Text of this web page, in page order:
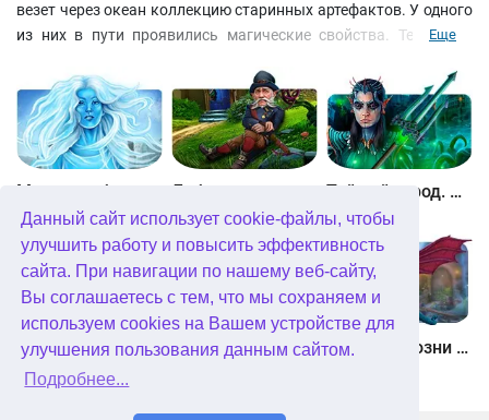
Данный сайт использует cookie-файлы, чтобы
улучшить работу и повысить эффективность
сайта. При навигации по нашему веб-сайту,
Вы соглашаетесь с тем, что мы сохраняем и
используем cookies на Вашем устройстве для
улучшения пользования данным сайтом.
Подробнее...
везет через океан коллекцию старинных артефактов. У одного
из них в пути проявились магические свойства. Теперь на
снять заклятие, иначе бравые моряки навсегда останутся
пленниками амфоры. Исследуйте все закоулки корабля, от
трюма до палубы, решайте задачки на сообразительность, и
помните, что в запасе у вас – всего несколько часов!
Еще
Тайный город. Подводное королевство. Коллекционное издание
Небесные земли. Пробуждение гигантов. Коллекционное издание Загадки Нью-Йорка. Пробуждение. Коллекционное издание Химеры. Козни зла. Коллекционное издание